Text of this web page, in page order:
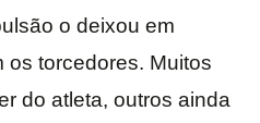
o deixou em
os torcedores. Muitos
do atleta, outros ainda